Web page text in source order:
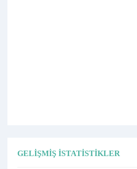
GELIŞMIŞ İSTATISTIKLER